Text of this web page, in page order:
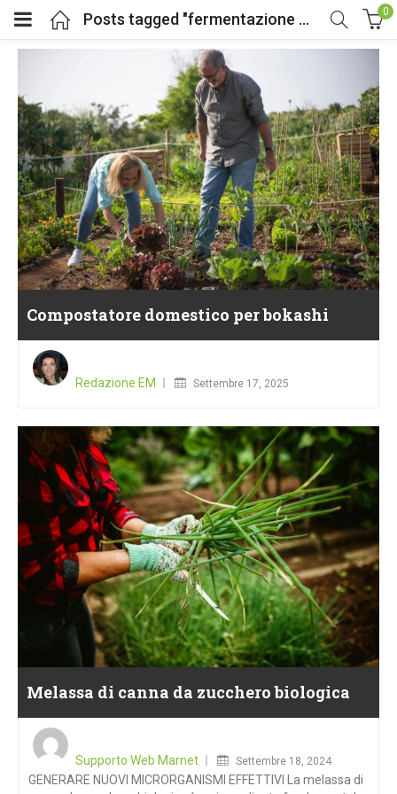
Posts tagged "fermentazione anaerobica" 0
Compostatore domestico per bokashi
Redazione EM
Settembre 17, 2025
Melassa di canna da zucchero biologica
Supporto Web Marnet
Settembre 18, 2024
GENERARE NUOVI MICRORGANISMI EFFETTIVI La melassa di